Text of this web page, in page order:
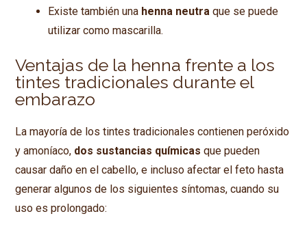
Existe también una henna neutra que se puede
utilizar como mascarilla.
Ventajas de la henna frente a los
tintes tradicionales durante el
embarazo
La mayoría de los tintes tradicionales contienen peróxido
y amoníaco, dos sustancias químicas que pueden
causar daño en el cabello, e incluso afectar el feto hasta
generar algunos de los siguientes síntomas, cuando su
uso es prolongado: